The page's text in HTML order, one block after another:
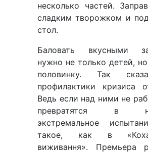
несколько частей.
сладким творожком и
стол.
Баловать вкусными
нужно не только детей,
половинку. Так
профилактики кризиса
Ведь если над ними не
превратятся в
экстремальное
такое, как в
виживання». Премьера